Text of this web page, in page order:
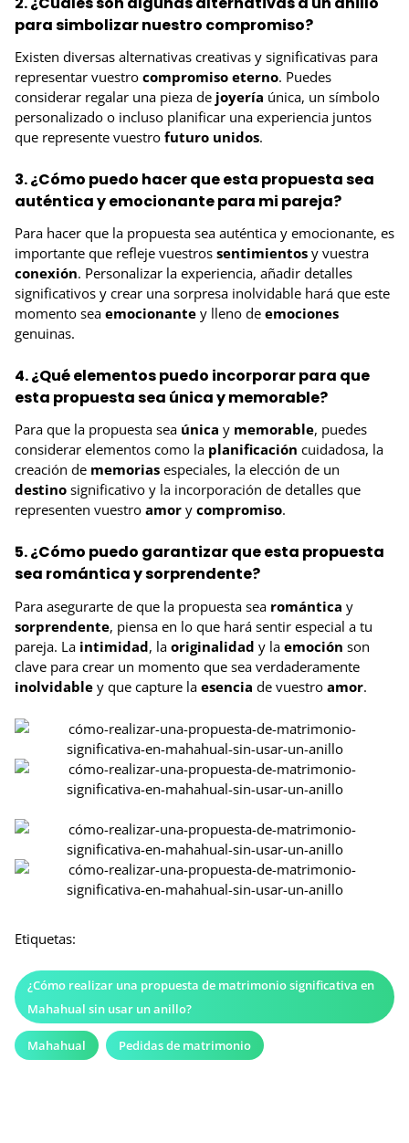
para simbolizar nuestro compromiso?
Existen diversas alternativas creativas y significativas para
representar vuestro compromiso eterno. Puedes
considerar regalar una pieza de joyería única, un símbolo
personalizado o incluso planificar una experiencia juntos
que represente vuestro futuro unidos.
3. ¿Cómo puedo hacer que esta propuesta sea
auténtica y emocionante para mi pareja?
Para hacer que la propuesta sea auténtica y emocionante, es
importante que refleje vuestros sentimientos y vuestra
conexión. Personalizar la experiencia, añadir detalles
significativos y crear una sorpresa inolvidable hará que este
momento sea emocionante y lleno de emociones
genuinas.
4. ¿Qué elementos puedo incorporar para que
esta propuesta sea única y memorable?
Para que la propuesta sea única y memorable, puedes
considerar elementos como la planificación cuidadosa, la
creación de memorias especiales, la elección de un
destino significativo y la incorporación de detalles que
representen vuestro amor y compromiso.
5. ¿Cómo puedo garantizar que esta propuesta
sea romántica y sorprendente?
Para asegurarte de que la propuesta sea romántica y
sorprendente, piensa en lo que hará sentir especial a tu
pareja. La intimidad, la originalidad y la emoción son
clave para crear un momento que sea verdaderamente
inolvidable y que capture la esencia de vuestro amor.
Etiquetas:
¿Cómo realizar una propuesta de matrimonio significativa en
Mahahual sin usar un anillo?
Mahahual Pedidas de matrimonio